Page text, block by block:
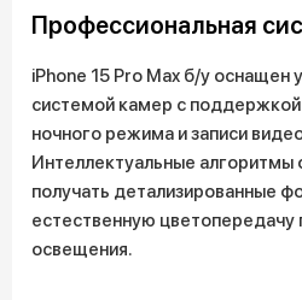
Профессиональная
iPhone 15 Pro Max б/у оснащен
системой камер с поддержкой
ночного режима и записи
Интеллектуальные
получать детализированные
естественную цветопередачу
освещения.